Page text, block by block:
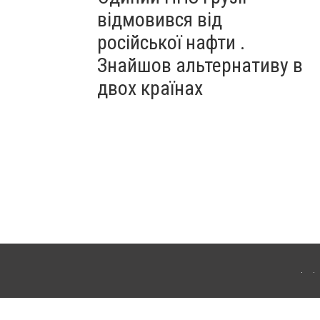
відмовився від
російської нафти .
Знайшов альтернативу в
двох країнах